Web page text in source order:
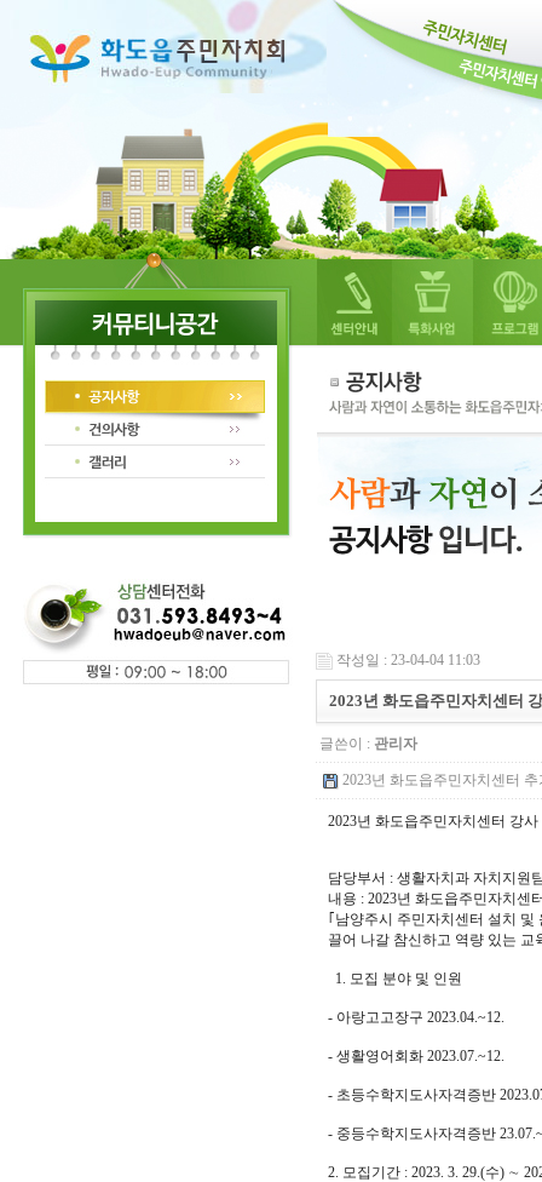
작성일 : 23-04-04 11:03
2023년 화도읍주민자치센터
글쓴이 : 관리자
2023년 화도읍주민자치센터
2023년 화도읍주민자치센터 강
담당부서 : 생활자치과 자치지원
내용 : 2023년 화도읍주민자치센
｢남양주시 주민자치센터 설치 및
끌어 나갈 참신하고 역량 있는
1. 모집 분야 및 인원
- 아랑고고장구 2023.04.~12.
- 생활영어회화 2023.07.~12.
- 초등수학지도사자격증반
- 중등수학지도사자격증반
2. 모집기간 : 2023. 3. 29.(수) ∼